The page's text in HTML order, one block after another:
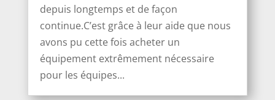
depuis longtemps et de façon
continue.C’est grâce à leur aide que nous
avons pu cette fois acheter un
équipement extrêmement nécessaire
pour les équipes...